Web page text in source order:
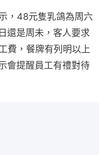
，48元隻乳鴿為周六
還是周未，客人要求
費，餐牌有列明以上
會提醒員工有禮對待